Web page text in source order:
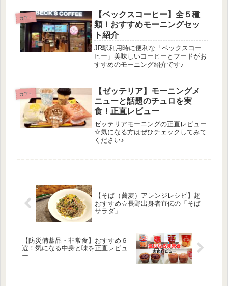
カフェ
【ベックスコーヒー】全５種
類！おすすめモーニングセッ
ト紹介
JR駅利用時に便利な「ベックスコー
ヒー」美味しいコーヒーとフードがお
すすめのモーニング紹介です♪
カフェ
【ゼッテリア】モーニングメ
ニューと話題のチュロを実
食！正直レビュー
ゼッテリアモーニングの正直レビュー
☆気になる方はぜひチェックしてみて
ください♪
【そば（蕎麦）アレンジレシピ】超
おすすめ☆長野出身者直伝の「そば
サラダ」
【防災備蓄品・非常食】おすすめ６
選！気になる中身と味を正直レビュ
ー